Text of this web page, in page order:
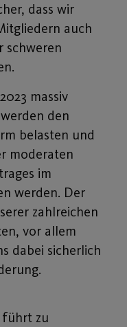
dass wir
auch
schweren
massiv
den
belasten und
moderaten
im
werden. Der
zahlreichen
vor allem
dabei sicherlich
führt zu